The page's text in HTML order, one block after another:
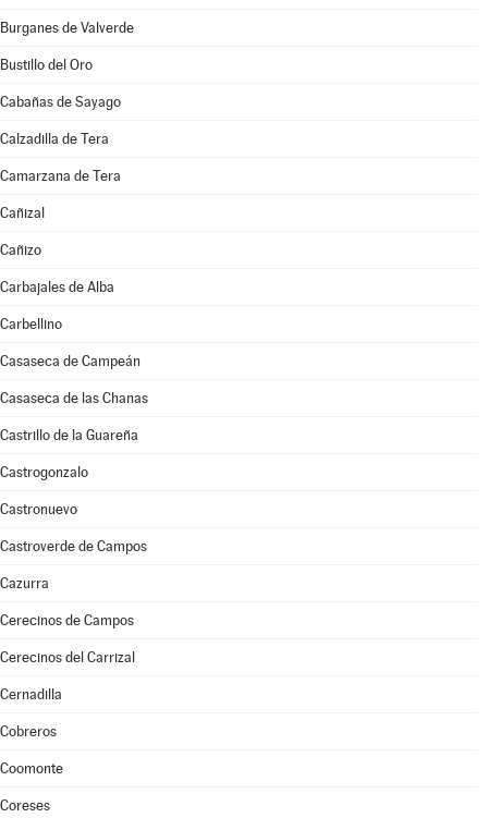
Burganes de Valverde
Bustillo del Oro
Cabañas de Sayago
Calzadilla de Tera
Camarzana de Tera
Cañizal
Cañizo
Carbajales de Alba
Carbellino
Casaseca de Campeán
Casaseca de las Chanas
Castrillo de la Guareña
Castrogonzalo
Castronuevo
Castroverde de Campos
Cazurra
Cerecinos de Campos
Cerecinos del Carrizal
Cernadilla
Cobreros
Coomonte
Coreses